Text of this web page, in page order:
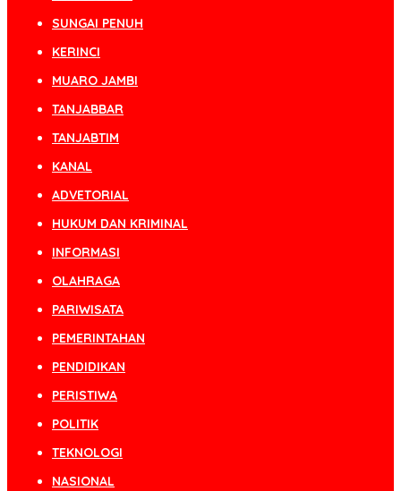
SUNGAI PENUH
KERINCI
MUARO JAMBI
TANJABBAR
TANJABTIM
KANAL
ADVETORIAL
HUKUM DAN KRIMINAL
INFORMASI
OLAHRAGA
PARIWISATA
PEMERINTAHAN
PENDIDIKAN
PERISTIWA
POLITIK
TEKNOLOGI
NASIONAL